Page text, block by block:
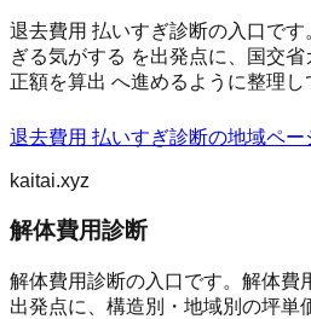
退去費用 払いすぎ診断の入口で
ぎる気がする を出発点に、国交
正額を算出 へ進めるように整理し
退去費用 払いすぎ診断の地域ペー
kaitai.xyz
解体費用診断
解体費用診断の入口です。解体費
出発点に、構造別・地域別の坪単